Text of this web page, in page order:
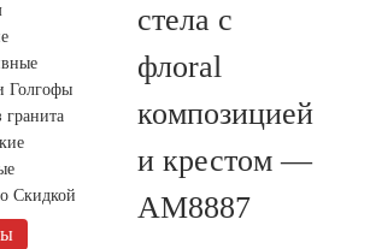
Голгофы
гранита
Скидкой
стела с
флoral
композицией
и крестом —
AM8887